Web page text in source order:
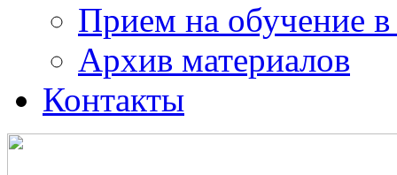
Прием на обучение в
Архив материалов
Контакты